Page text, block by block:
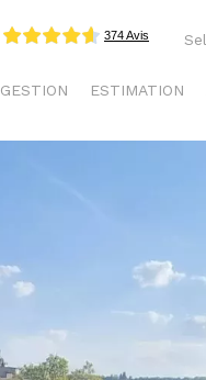
GESTION ESTIMATION